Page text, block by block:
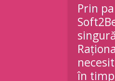
Prin
în